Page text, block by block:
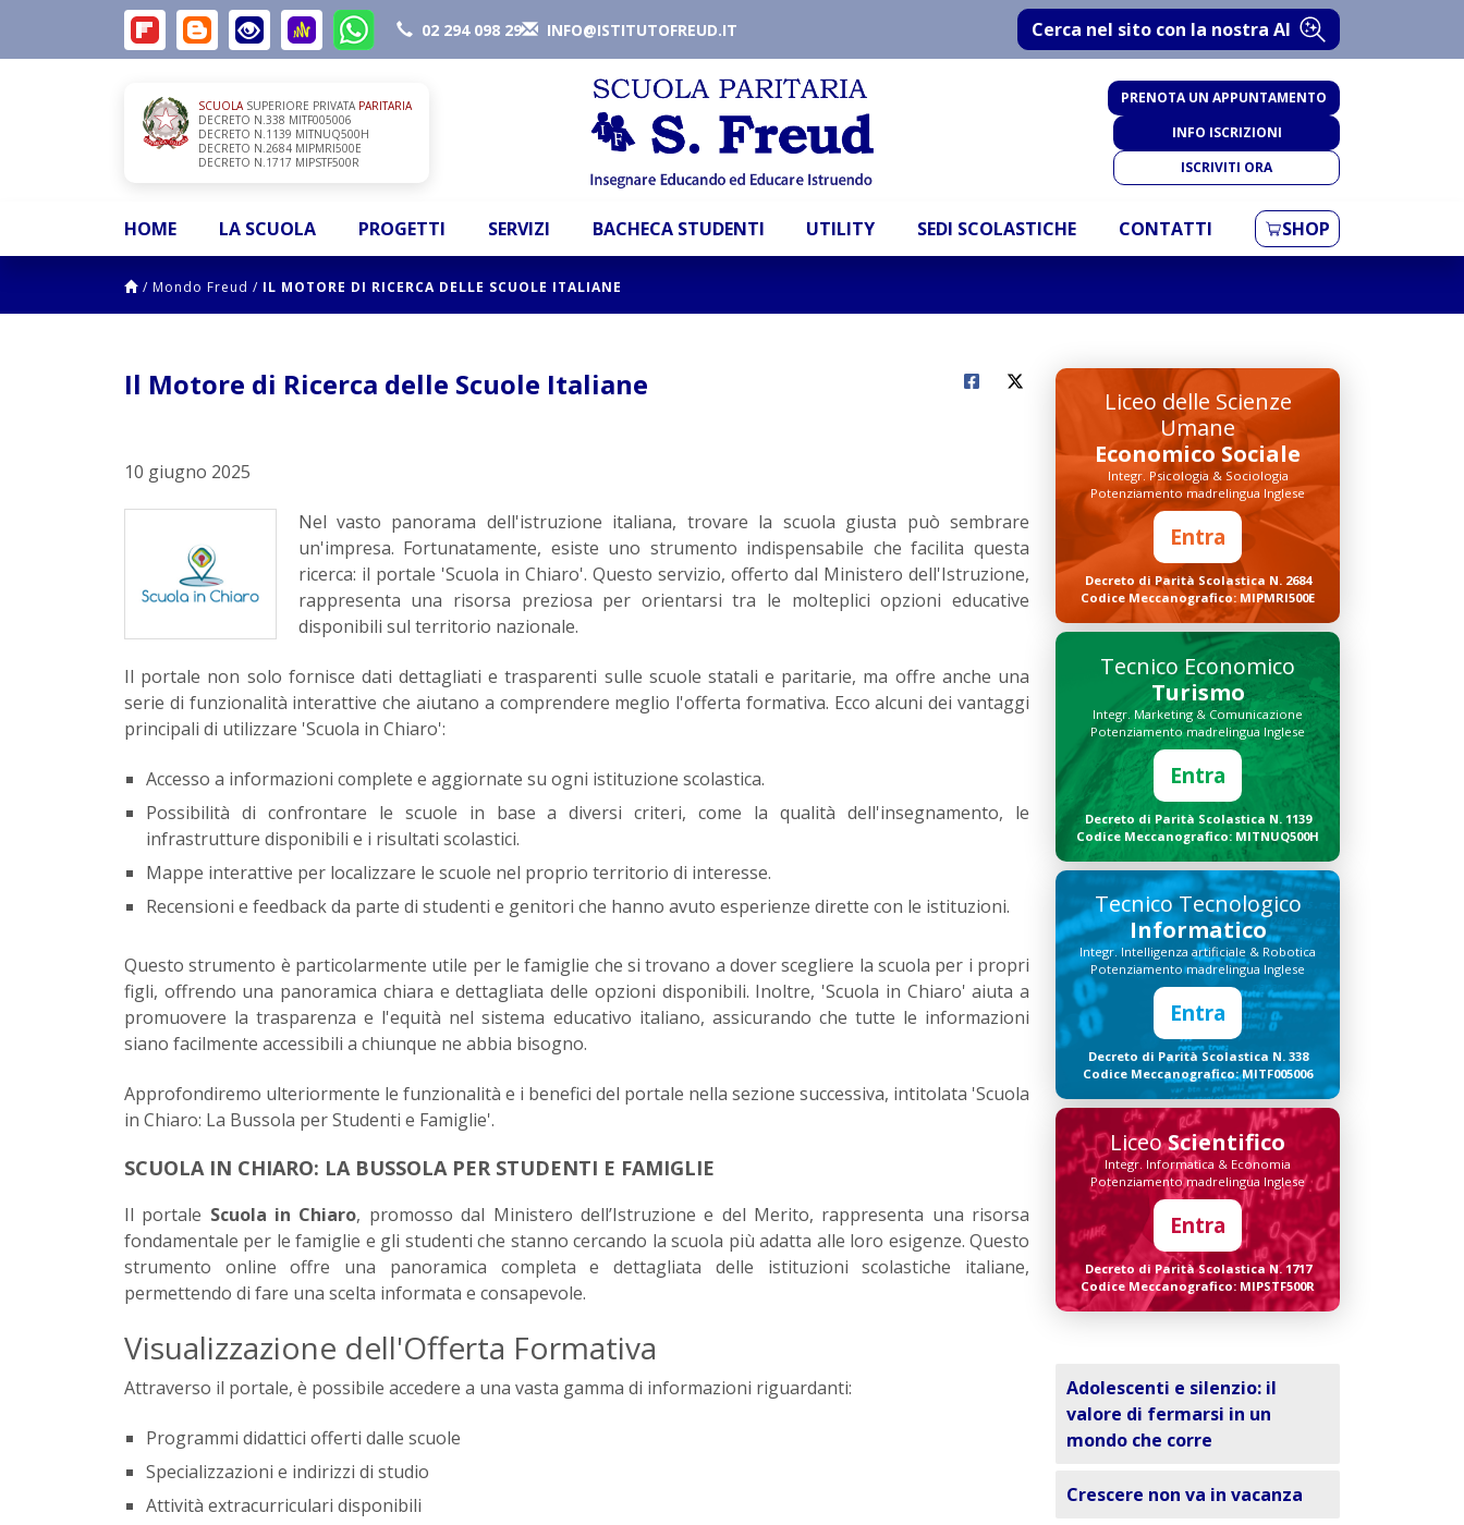
02 294 098 29 INFO@ISTITUTOFREUD.IT Cerca nel sito con la nostra AI
SCUOLASUPERIORE PRIVATA PARITARIA
DECRETO N.338 MITF005006
DECRETO N.1139 MITNUQ500H
DECRETO N.2684 MIPMRI500E
DECRETO N.1717 MIPSTF500R
PRENOTA UN APPUNTAMENTO
INFO ISCRIZIONI
ISCRIVITI ORA
HOME LA SCUOLA PROGETTI SERVIZI BACHECA STUDENTI UTILITY SEDI SCOLASTICHE CONTATTI SHOP
/ Mondo Freud / IL MOTORE DI RICERCA DELLE SCUOLE ITALIANE
Il Motore di Ricerca delle Scuole Italiane
10 giugno 2025
Nel vasto panorama dell'istruzione italiana, trovare la scuola giusta può sembrare
un'impresa. Fortunatamente, esiste uno strumento indispensabile che facilita questa
ricerca: il portale 'Scuola in Chiaro'. Questo servizio, offerto dal Ministero dell'Istruzione,
rappresenta una risorsa preziosa per orientarsi tra le molteplici opzioni educative
disponibili sul territorio nazionale.
Il portale non solo fornisce dati dettagliati e trasparenti sulle scuole statali e paritarie, ma offre anche una
serie di funzionalità interattive che aiutano a comprendere meglio l'offerta formativa. Ecco alcuni dei vantaggi
principali di utilizzare 'Scuola in Chiaro':
Accesso a informazioni complete e aggiornate su ogni istituzione scolastica.
Possibilità di confrontare le scuole in base a diversi criteri, come la qualità dell'insegnamento, le
infrastrutture disponibili e i risultati scolastici.
Mappe interattive per localizzare le scuole nel proprio territorio di interesse.
Recensioni e feedback da parte di studenti e genitori che hanno avuto esperienze dirette con le istituzioni.
Questo strumento è particolarmente utile per le famiglie che si trovano a dover scegliere la scuola per i propri
figli, offrendo una panoramica chiara e dettagliata delle opzioni disponibili. Inoltre, 'Scuola in Chiaro' aiuta a
promuovere la trasparenza e l'equità nel sistema educativo italiano, assicurando che tutte le informazioni
siano facilmente accessibili a chiunque ne abbia bisogno.
Approfondiremo ulteriormente le funzionalità e i benefici del portale nella sezione successiva, intitolata 'Scuola
in Chiaro: La Bussola per Studenti e Famiglie'.
SCUOLA IN CHIARO: LA BUSSOLA PER STUDENTI E FAMIGLIE
Il portale Scuola in Chiaro, promosso dal Ministero dell’Istruzione e del Merito, rappresenta una risorsa
fondamentale per le famiglie e gli studenti che stanno cercando la scuola più adatta alle loro esigenze. Questo
strumento online offre una panoramica completa e dettagliata delle istituzioni scolastiche italiane,
permettendo di fare una scelta informata e consapevole.
Visualizzazione dell'Offerta Formativa
Attraverso il portale, è possibile accedere a una vasta gamma di informazioni riguardanti:
Programmi didattici offerti dalle scuole
Specializzazioni e indirizzi di studio
Attività extracurriculari disponibili
Liceo delle Scienze
Umane
Economico Sociale
Integr. Psicologia & Sociologia
Potenziamento madrelingua Inglese
Entra
Decreto di Parità Scolastica N. 2684
Codice Meccanografico: MIPMRI500E
Tecnico Economico
Turismo
Integr. Marketing & Comunicazione
Potenziamento madrelingua Inglese
Entra
Decreto di Parità Scolastica N. 1139
Codice Meccanografico: MITNUQ500H
Tecnico Tecnologico
Informatico
Integr. Intelligenza artificiale & Robotica
Potenziamento madrelingua Inglese
Entra
Decreto di Parità Scolastica N. 338
Codice Meccanografico: MITF005006
LiceoScientifico
Integr. Informatica & Economia
Potenziamento madrelingua Inglese
Entra
Decreto di Parità Scolastica N. 1717
Codice Meccanografico: MIPSTF500R
Adolescenti e silenzio: il
valore di fermarsi in un
mondo che corre
Crescere non va in vacanza